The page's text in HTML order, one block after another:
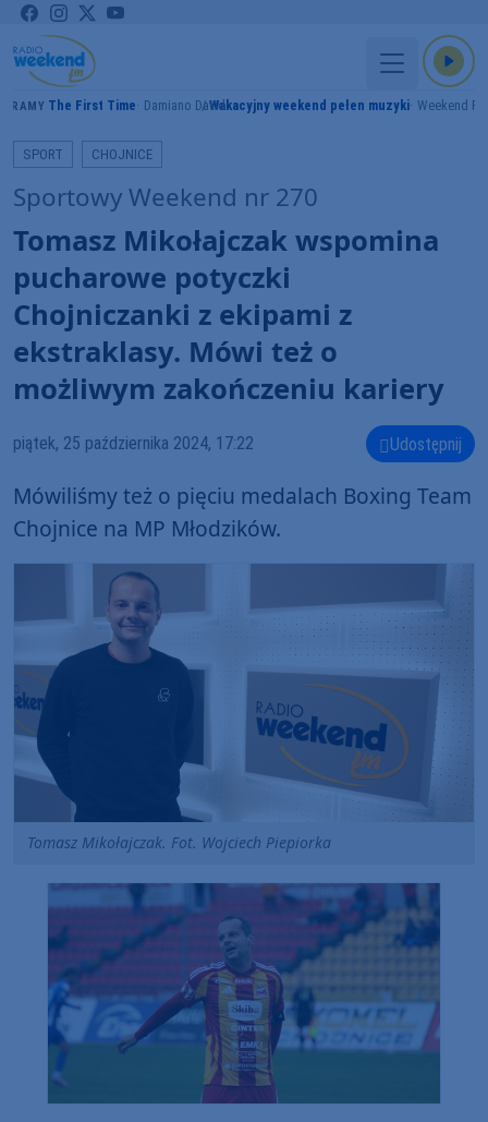
GRAMY The First Time Damiano DavidWakacyjny weekend pełen muzyki Weekend FM
SPORT CHOJNICE
Sportowy Weekend nr 270
Tomasz Mikołajczak wspomina
pucharowe potyczki
Chojniczanki z ekipami z
ekstraklasy. Mówi też o
możliwym zakończeniu kariery
piątek, 25 października 2024, 17:22 Udostępnij
Mówiliśmy też o pięciu medalach Boxing Team
Chojnice na MP Młodzików.
Tomasz Mikołajczak. Fot. Wojciech Piepiorka